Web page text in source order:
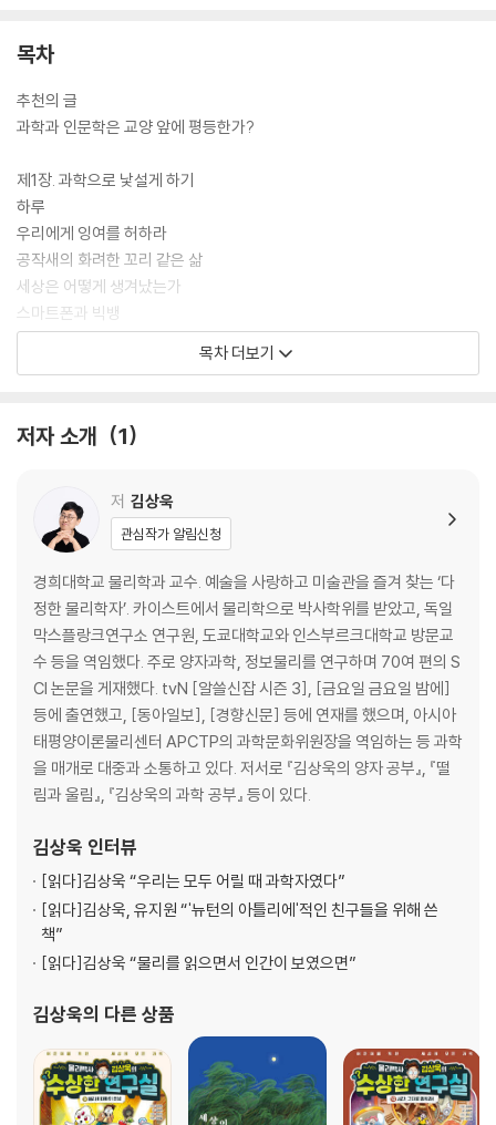
있음은 물론이고, 부지런하게 새로운 것을 배우는 학자로서, 배운 것을 가
‘모든 사물의 이치’라는 ‘물리’의 정의에 따르듯 ‘물리학자’ 김상욱은 빈틈
없는 시선으로 문학, 사회, 역사, 정치, 윤리 등 세상의 모든 것을 파고든다.
질문에 함께 고민하는 사회 일원으로서, 답을 찾아가는 여정을 안내하는
안내자로서 자기 역할을 다 하는 것이다. 『김상욱의 과학공부』라는 제목은
이 질문에서 탄생한다. 유쾌하게, 때로는 심도 있게 ‘과학공부’를 해보자.
목차
추천의 글
과학과 인문학은 교양 앞에 평등한가?
제1장. 과학으로 낯설게 하기
하루
우리에게 잉여를 허하라
공작새의 화려한 꼬리 같은 삶
세상은 어떻게 생겨났는가
스마트폰과 빅뱅
누구를 위하여 역사는 배우나
교육의 목적은 행복이 아니다
1990년, 그 여학생
달은 낙하하고 있다
하수구 속 호랑이굴
제2장. 대한민국 방정식
카나리아의 죽음
상아탑 위 바벨탑
공부의 신
실탄이 장전된 총
문지기들의 천국
증거 없이 결론 없다
추상이 우리를 죽이기 시작할 때
영웅 없는 위기
과학은 국정화를 싫어해
사과의 물리학
부재의 실재
제3장. 나는 과학자다
나는 과학자다
양자역학? 그게 뭐예요?
운동을 시작하는 방법
전어와 노벨상
137분의 1
목차 더보기
저자 소개 1
저 김상욱
관심작가 알림신청
경희대학교 물리학과 교수. 예술을 사랑하고 미술관을 즐겨 찾는 ‘다
정한 물리학자’. 카이스트에서 물리학으로 박사학위를 받았고, 독일
막스플랑크연구소 연구원, 도쿄대학교와 인스부르크대학교 방문교
수 등을 역임했다. 주로 양자과학, 정보물리를 연구하며 70여 편의 S
CI 논문을 게재했다. tvN [알쓸신잡 시즌 3], [금요일 금요일 밤에]
등에 출연했고, [동아일보], [경향신문] 등에 연재를 했으며, 아시아
태평양이론물리센터 APCTP의 과학문화위원장을 역임하는 등 과학
을 매개로 대중과 소통하고 있다. 저서로 『김상욱의 양자 공부』, 『떨
림과 울림』, 『김상욱의 과학 공부』 등이 있다.
김상욱 인터뷰
[읽다]김상욱 “우리는 모두 어릴 때 과학자였다”
[읽다]김상욱, 유지원 “'뉴턴의 아틀리에'적인 친구들을 위해 쓴
책”
[읽다]김상욱 “물리를 읽으면서 인간이 보였으면”
김상욱의 다른 상품